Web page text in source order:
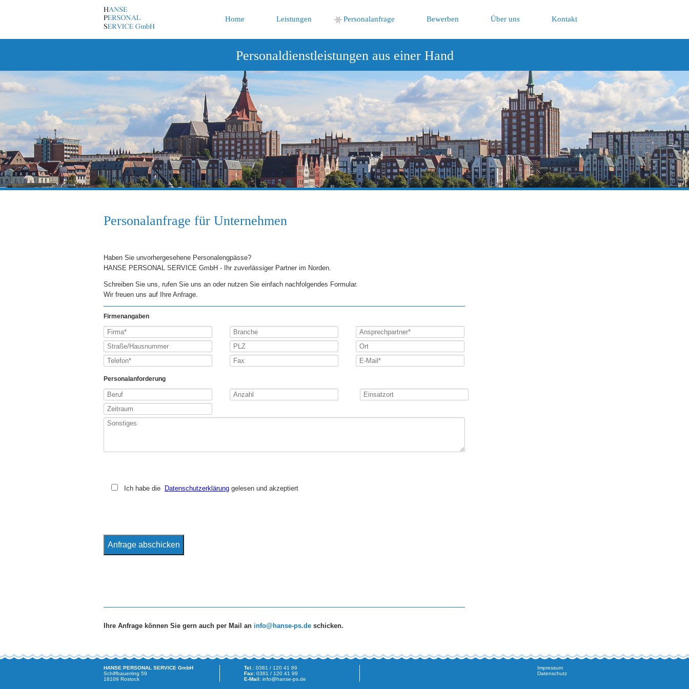
Home Leistungen Personalanfrage Bewerben Über uns Kontakt
Personaldienstleistungen aus einer Hand
Personalanfrage für Unternehmen
Haben Sie unvorhergesehene Personalengpässe?
HANSE PERSONAL SERVICE GmbH - Ihr zuverlässiger Partner im Norden.
Schreiben Sie uns, rufen Sie uns an oder nutzen Sie einfach nachfolgendes Formular.
Wir freuen uns auf Ihre Anfrage.
Firmenangaben
Personalanforderung
Ich habe die Datenschutzerklärung gelesen und akzeptiert
Anfrage abschicken
Ihre Anfrage können Sie gern auch per Mail an info@hanse-ps.de schicken.
HANSE PERSONAL SERVICE GmbH
Schiffbauerring 59
18109 Rostock
Tel.:0381 / 120 41 89
Fax:0381 / 120 41 99
E-Mail: info@hanse-ps.de
Impressum
Datenschutz